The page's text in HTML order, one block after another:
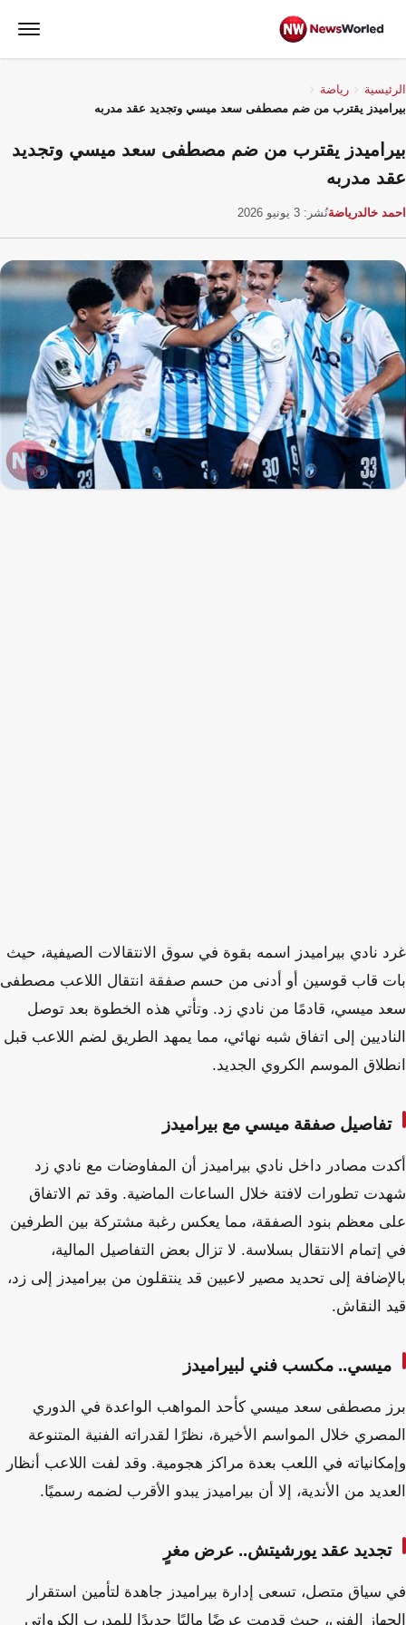
الرئيسية
رياضة
بيراميدز يقترب من ضم مصطفى سعد ميسي وتجديد عقد مدربه
بيراميدز يقترب من ضم مصطفى سعد ميسي وتجديد
عقد مدربه
احمد خالدرياضةنُشر: 3 يونيو 2026
غرد نادي بيراميدز اسمه بقوة في سوق الانتقالات الصيفية، حيث
بات قاب قوسين أو أدنى من حسم صفقة انتقال اللاعب مصطفى
سعد ميسي، قادمًا من نادي زد. وتأتي هذه الخطوة بعد توصل
الناديين إلى اتفاق شبه نهائي، مما يمهد الطريق لضم اللاعب قبل
انطلاق الموسم الكروي الجديد.
تفاصيل صفقة ميسي مع بيراميدز
أكدت مصادر داخل نادي بيراميدز أن المفاوضات مع نادي زد
شهدت تطورات لافتة خلال الساعات الماضية. وقد تم الاتفاق
على معظم بنود الصفقة، مما يعكس رغبة مشتركة بين الطرفين
في إتمام الانتقال بسلاسة. لا تزال بعض التفاصيل المالية،
بالإضافة إلى تحديد مصير لاعبين قد ينتقلون من بيراميدز إلى زد،
قيد النقاش.
ميسي.. مكسب فني لبيراميدز
برز مصطفى سعد ميسي كأحد المواهب الواعدة في الدوري
المصري خلال المواسم الأخيرة، نظرًا لقدراته الفنية المتنوعة
وإمكانياته في اللعب بعدة مراكز هجومية. وقد لفت اللاعب أنظار
العديد من الأندية، إلا أن بيراميدز يبدو الأقرب لضمه رسميًا.
تجديد عقد يورشيتش.. عرض مغرٍ
في سياق متصل، تسعى إدارة بيراميدز جاهدة لتأمين استقرار
الجهاز الفني، حيث قدمت عرضًا ماليًا جديدًا للمدرب الكرواتي